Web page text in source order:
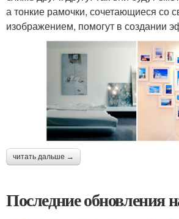
а тонкие рамочки, сочетающиеся со
изображением, помогут в создании
читать дальше →
Последние обновления